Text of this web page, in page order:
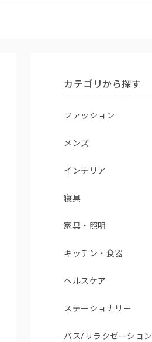
カテゴリから探す
ファッション
メンズ
インテリア
寝具
家具・照明
キッチン・食器
ヘルスケア
ステーショナリー
バス/リラクゼーション